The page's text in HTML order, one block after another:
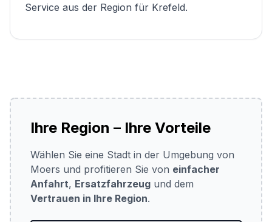
Service aus der Region für Krefeld.
Ihre Region – Ihre Vorteile
Wählen Sie eine Stadt in der Umgebung von
Moers und profitieren Sie von einfacher
Anfahrt, Ersatzfahrzeug und dem
Vertrauen in Ihre Region.